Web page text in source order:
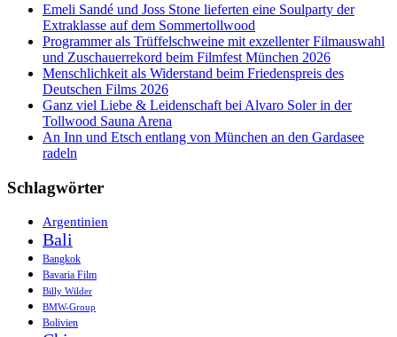
Emeli Sandé und Joss Stone lieferten eine Soulparty der
Extraklasse auf dem Sommertollwood
Programmer als Trüffelschweine mit exzellenter Filmauswahl
und Zuschauerrekord beim Filmfest München 2026
Menschlichkeit als Widerstand beim Friedenspreis des
Deutschen Films 2026
Ganz viel Liebe & Leidenschaft bei Alvaro Soler in der
Tollwood Sauna Arena
An Inn und Etsch entlang von München an den Gardasee
radeln
Schlagwörter
Argentinien
Bali
Bangkok
Bavaria Film
Billy Wilder
BMW-Group
Bolivien